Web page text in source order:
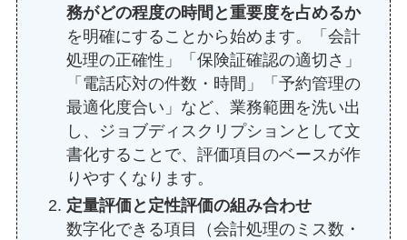
務がどの程度の時間と重要度を占めるか
を明確にすることから始めます。「会計
処理の正確性」「保険証確認の適切さ」
「電話応対の件数・時間」「予約管理の
最適化度合い」など、業務範囲を洗い出
し、ジョブディスクリプションとして文
書化することで、評価項目のベースが作
りやすくなります。
定量評価と定性評価の組み合わせ
数字化できる項目（会計処理のミス数・